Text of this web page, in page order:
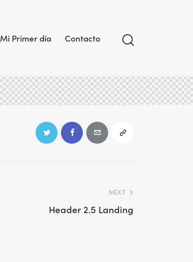
Mi Primer día Contacto
NEXT
Header 2.5 Landing